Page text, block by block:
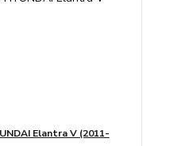
Elantra V (2011-